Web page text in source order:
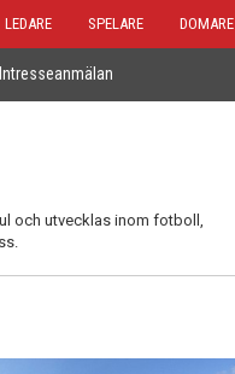
LEDARE SPELARE DOMARE
Intresseanmälan
och utvecklas inom fotboll,